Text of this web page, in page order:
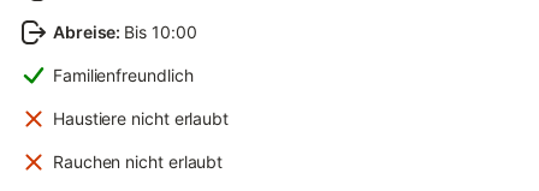
Abreise: Bis 10:00
Familienfreundlich
Haustiere nicht erlaubt
Rauchen nicht erlaubt